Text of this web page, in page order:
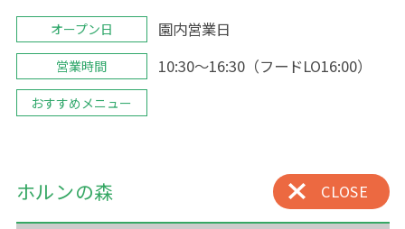
オープン日 園内営業日
営業時間 10:30～16:30（フードLO16:00）
おすすめメニュー
ホルンの森 CLOSE